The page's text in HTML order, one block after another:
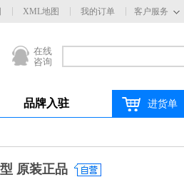
客户服务
XML地图 我的订单
在线
咨询
品牌入驻 进货单
原装正品